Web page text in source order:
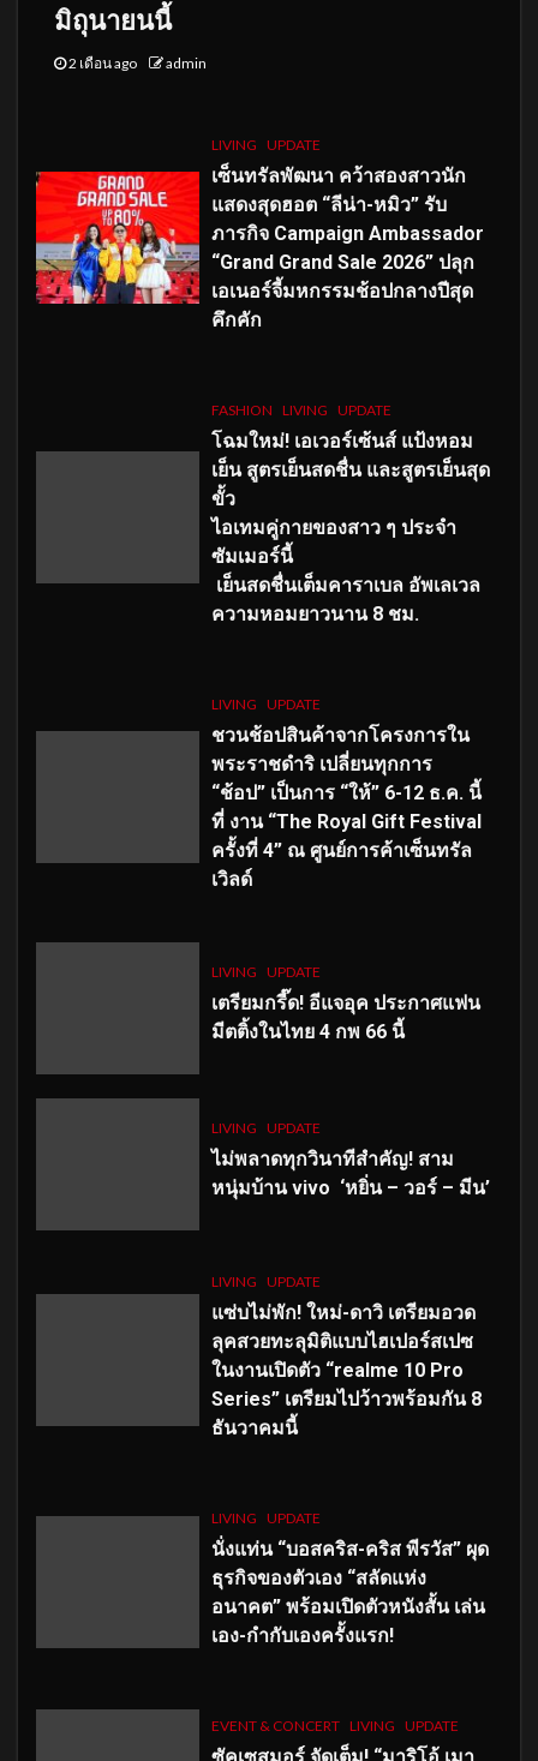
มิถุนายนนี้
2 เดือน ago admin
LIVING UPDATE
เซ็นทรัลพัฒนา คว้าสองสาวนัก
แสดงสุดฮอต “ลีน่า-หมิว” รับ
ภารกิจ Campaign Ambassador
“Grand Grand Sale 2026” ปลุก
เอเนอร์จี้มหกรรมช้อปกลางปีสุด
คึกคัก
FASHION LIVING UPDATE
โฉมใหม่! เอเวอร์เซ้นส์ แป้งหอม
เย็น สูตรเย็นสดชื่น และสูตรเย็นสุด
ขั้ว
ไอเทมคู่กายของสาว ๆ ประจำ
ซัมเมอร์นี้
เย็นสดชื่นเต็มคาราเบล อัพเลเวล
ความหอมยาวนาน 8 ชม.
LIVING UPDATE
ชวนช้อปสินค้าจากโครงการใน
พระราชดำริ เปลี่ยนทุกการ
“ช้อป” เป็นการ “ให้” 6-12 ธ.ค. นี้
ที่ งาน “The Royal Gift Festival
ครั้งที่ 4” ณ ศูนย์การค้าเซ็นทรัล
เวิลด์
LIVING UPDATE
เตรียมกรี๊ด! อีแจอุค ประกาศแฟน
มีตติ้งในไทย 4 กพ 66 นี้
LIVING UPDATE
ไม่พลาดทุกวินาทีสำคัญ! สาม
หนุ่มบ้าน vivo ‘หยิ่น – วอร์ – มีน’
LIVING UPDATE
แซ่บไม่พัก! ใหม่-ดาวิ เตรียมอวด
ลุคสวยทะลุมิติแบบไฮเปอร์สเปซ
ในงานเปิดตัว “realme 10 Pro
Series” เตรียมไปว้าวพร้อมกัน 8
ธันวาคมนี้
LIVING UPDATE
นั่งแท่น “บอสคริส-คริส พีรวัส” ผุด
ธุรกิจของตัวเอง “สลัดแห่ง
อนาคต” พร้อมเปิดตัวหนังสั้น เล่น
เอง-กำกับเองครั้งแรก!
EVENT & CONCERT LIVING UPDATE
ซัคเซสมอร์ จัดเต็ม! “มาริโอ้ เมา